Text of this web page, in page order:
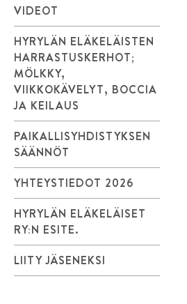
VIDEOT
HYRYLÄN ELÄKELÄISTEN
HARRASTUSKERHOT;
MÖLKKY,
VIIKKOKÄVELYT, BOCCIA
JA KEILAUS
PAIKALLISYHDISTYKSEN
SÄÄNNÖT
YHTEYSTIEDOT 2026
HYRYLÄN ELÄKELÄISET
RY:N ESITE.
LIITY JÄSENEKSI